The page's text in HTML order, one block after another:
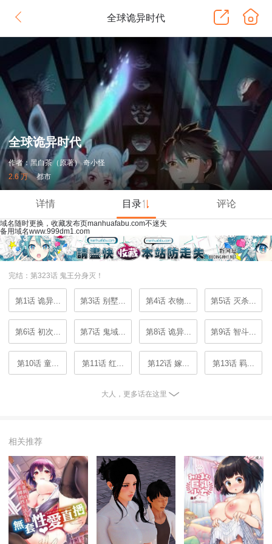
全球诡异时代
全球诡异时代
作者：黑白茶（原著） 奇小怪
2.6 万
都市
详情 目录 评论
域名随时更换，收藏发布页manhuafabu.com不迷失
备用域名www.999dm1.com
完结：第323话 鬼王分身灭！
第1话 诡异... 第3话 别墅... 第4话 衣物... 第5话 灭杀...
第6话 初次... 第7话 鬼域... 第8话 诡异... 第9话 智斗...
第10话 童... 第11话 红... 第12话 嫁... 第13话 羁...
大人，更多话在这里
相关推荐